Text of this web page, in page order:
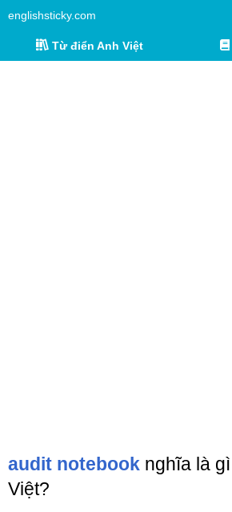
englishsticky.com
Từ điển Anh Việt
audit notebook nghĩa là
Việt?